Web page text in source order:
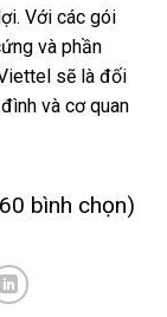
Với các gói
và phần
sẽ là đối
và cơ quan
bình chọn)